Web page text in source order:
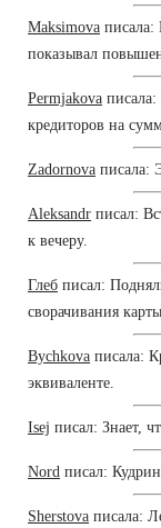
Maksimova писала:
показывал
Permjakova писала:
кредиторов на
Zadornova писала:
Aleksandr писал:
к вечеру.
Глеб писал:
сворачивания карты.
Bychkova писала:
эквиваленте.
Isej писал: Знает,
Nord писал:
Sherstova писала: